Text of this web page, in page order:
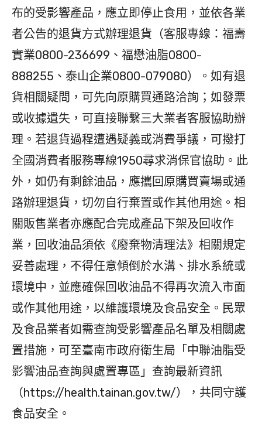
布的受影響產品，應立即停止食用，並依各業
者公告的退貨方式辦理退貨（客服專線：福壽
實業0800-236699、福懋油脂0800-
888255、泰山企業0800-079080）。如有退
貨相關疑問，可先向原購買通路洽詢；如發票
或收據遺失，可直接聯繫三大業者客服協助辦
理。若退貨過程遭遇疑義或消費爭議，可撥打
全國消費者服務專線1950尋求消保官協助。此
外，如仍有剩餘油品，應攜回原購買賣場或通
路辦理退貨，切勿自行棄置或作其他用途。相
關販售業者亦應配合完成產品下架及回收作
業，回收油品須依《廢棄物清理法》相關規定
妥善處理，不得任意傾倒於水溝、排水系統或
環境中，並應確保回收油品不得再次流入市面
或作其他用途，以維護環境及食品安全。民眾
及食品業者如需查詢受影響產品名單及相關處
置措施，可至臺南市政府衛生局「中聯油脂受
影響油品查詢與處置專區」查詢最新資訊
（https://health.tainan.gov.tw/），共同守護
食品安全。